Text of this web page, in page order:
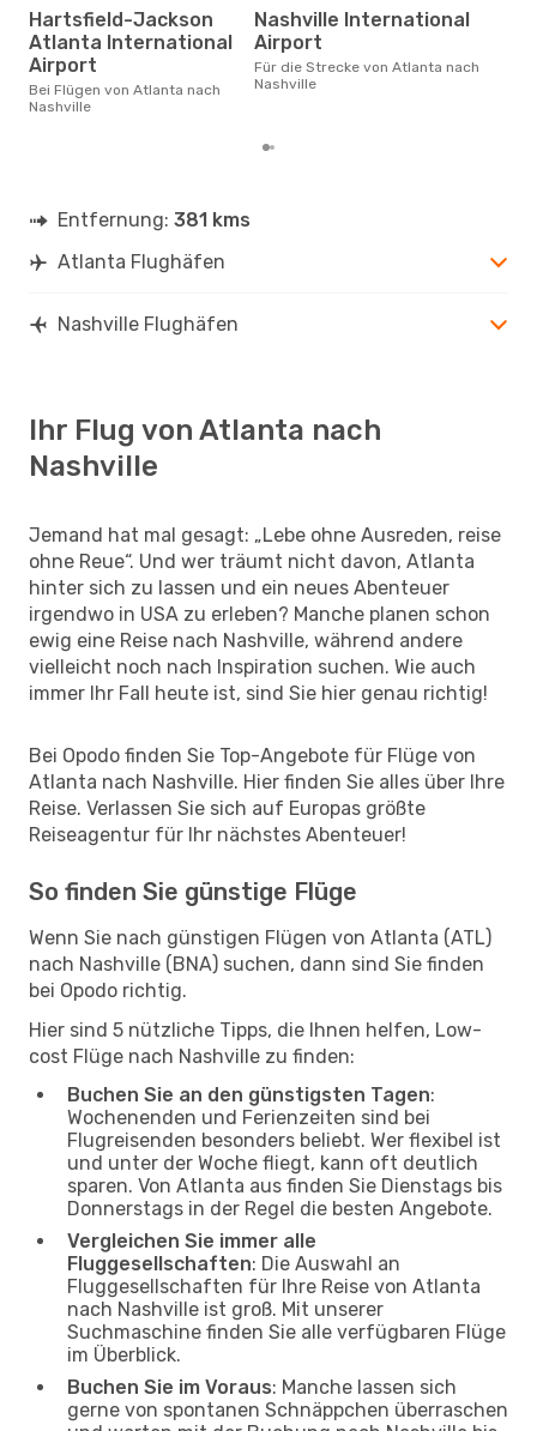
Hartsfield-Jackson
Atlanta International
Airport
Bei Flügen von Atlanta nach
Nashville
Nashville International
Airport
Für die Strecke von Atlanta nach
Nashville
Entfernung: 381 kms
Atlanta Flughäfen
Nashville Flughäfen
Ihr Flug von Atlanta nach
Nashville
Jemand hat mal gesagt: „Lebe ohne Ausreden, reise
ohne Reue“. Und wer träumt nicht davon, Atlanta
hinter sich zu lassen und ein neues Abenteuer
irgendwo in USA zu erleben? Manche planen schon
ewig eine Reise nach Nashville, während andere
vielleicht noch nach Inspiration suchen. Wie auch
immer Ihr Fall heute ist, sind Sie hier genau richtig!
Bei Opodo finden Sie Top-Angebote für Flüge von
Atlanta nach Nashville. Hier finden Sie alles über Ihre
Reise. Verlassen Sie sich auf Europas größte
Reiseagentur für Ihr nächstes Abenteuer!
So finden Sie günstige Flüge
Wenn Sie nach günstigen Flügen von Atlanta (ATL)
nach Nashville (BNA) suchen, dann sind Sie finden
bei Opodo richtig.
Hier sind 5 nützliche Tipps, die Ihnen helfen, Low-
cost Flüge nach Nashville zu finden:
Buchen Sie an den günstigsten Tagen:
Wochenenden und Ferienzeiten sind bei
Flugreisenden besonders beliebt. Wer flexibel ist
und unter der Woche fliegt, kann oft deutlich
sparen. Von Atlanta aus finden Sie Dienstags bis
Donnerstags in der Regel die besten Angebote.
Vergleichen Sie immer alle
Fluggesellschaften: Die Auswahl an
Fluggesellschaften für Ihre Reise von Atlanta
nach Nashville ist groß. Mit unserer
Suchmaschine finden Sie alle verfügbaren Flüge
im Überblick.
Buchen Sie im Voraus: Manche lassen sich
gerne von spontanen Schnäppchen überraschen